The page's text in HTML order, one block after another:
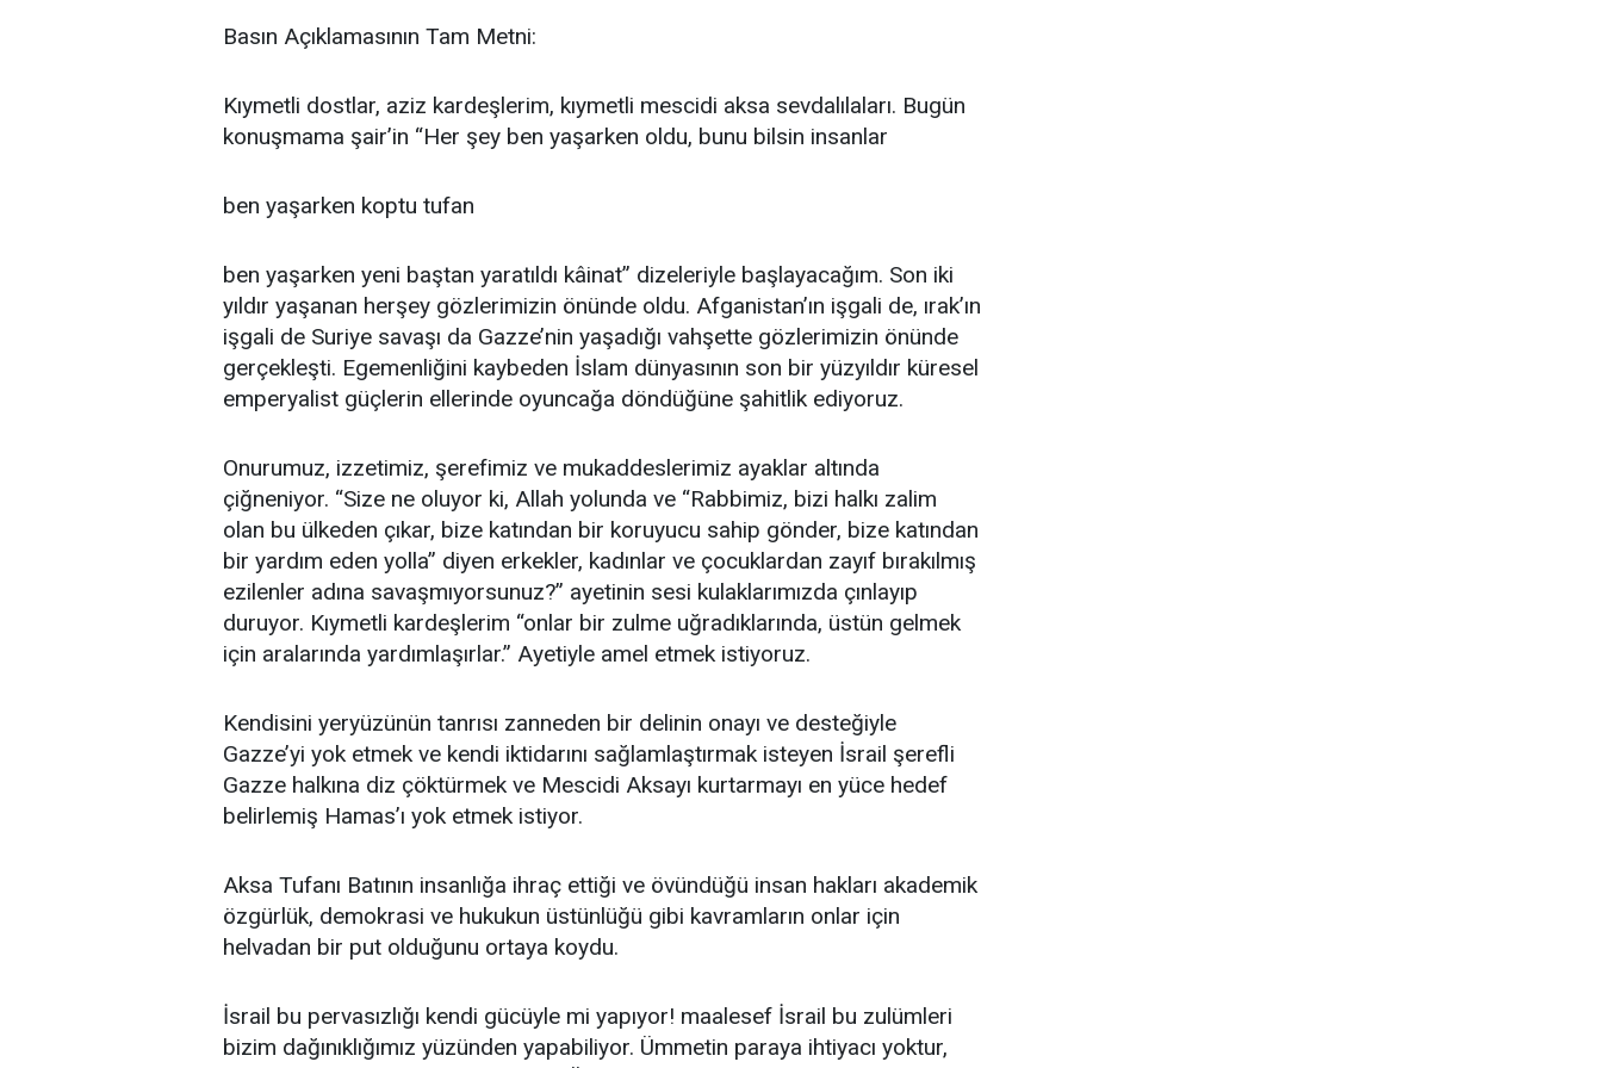
Basın Açıklamasının Tam Metni:
Kıymetli dostlar, aziz kardeşlerim, kıymetli mescidi aksa sevdalılaları. Bugün
konuşmama şair’in “Her şey ben yaşarken oldu, bunu bilsin insanlar
ben yaşarken koptu tufan
ben yaşarken yeni baştan yaratıldı kâinat” dizeleriyle başlayacağım. Son iki
yıldır yaşanan herşey gözlerimizin önünde oldu. Afganistan’ın işgali de, ırak’ın
işgali de Suriye savaşı da Gazze’nin yaşadığı vahşette gözlerimizin önünde
gerçekleşti. Egemenliğini kaybeden İslam dünyasının son bir yüzyıldır küresel
emperyalist güçlerin ellerinde oyuncağa döndüğüne şahitlik ediyoruz.
Onurumuz, izzetimiz, şerefimiz ve mukaddeslerimiz ayaklar altında
çiğneniyor. “Size ne oluyor ki, Allah yolunda ve “Rabbimiz, bizi halkı zalim
olan bu ülkeden çıkar, bize katından bir koruyucu sahip gönder, bize katından
bir yardım eden yolla” diyen erkekler, kadınlar ve çocuklardan zayıf bırakılmış
ezilenler adına savaşmıyorsunuz?” ayetinin sesi kulaklarımızda çınlayıp
duruyor. Kıymetli kardeşlerim “onlar bir zulme uğradıklarında, üstün gelmek
için aralarında yardımlaşırlar.” Ayetiyle amel etmek istiyoruz.
Kendisini yeryüzünün tanrısı zanneden bir delinin onayı ve desteğiyle
Gazze’yi yok etmek ve kendi iktidarını sağlamlaştırmak isteyen İsrail şerefli
Gazze halkına diz çöktürmek ve Mescidi Aksayı kurtarmayı en yüce hedef
belirlemiş Hamas’ı yok etmek istiyor.
Aksa Tufanı Batının insanlığa ihraç ettiği ve övündüğü insan hakları akademik
özgürlük, demokrasi ve hukukun üstünlüğü gibi kavramların onlar için
helvadan bir put olduğunu ortaya koydu.
İsrail bu pervasızlığı kendi gücüyle mi yapıyor! maalesef İsrail bu zulümleri
bizim dağınıklığımız yüzünden yapabiliyor. Ümmetin paraya ihtiyacı yoktur,